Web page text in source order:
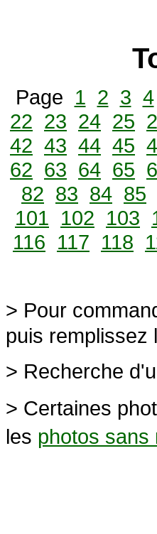
Page 1 2 3 4
22 23 24 25
42 43 44 45
62 63 64 65
82 83 84 85
101 102 103
116 117 118
> Pour
puis remplissez
> Recherche
> Certaines
les photos